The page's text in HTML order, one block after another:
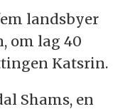
landsbyer
om lag 40
Katsrin.
Shams, en